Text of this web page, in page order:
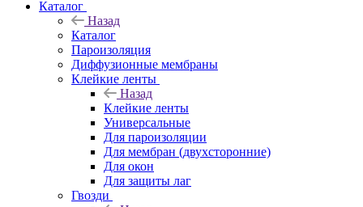
Каталог
Назад
Каталог
Пароизоляция
Диффузионные мембраны
Клейкие ленты
Назад
Клейкие ленты
Универсальные
Для пароизоляции
Для мембран (двухсторонние)
Для окон
Для защиты лаг
Гвозди